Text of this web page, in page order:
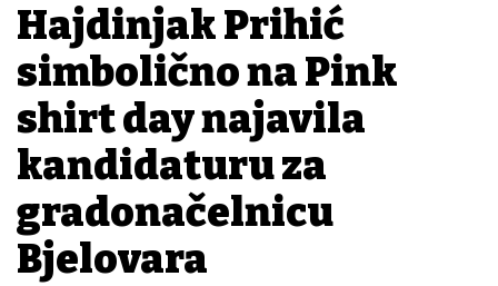
Hajdinjak Prihić
simbolično na Pink
shirt day najavila
kandidaturu za
gradonačelnicu
Bjelovara